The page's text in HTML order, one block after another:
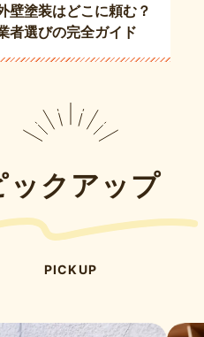
壁塗装はどこに頼む？
者選びの完全ガイド
ックアップ
PICKUP